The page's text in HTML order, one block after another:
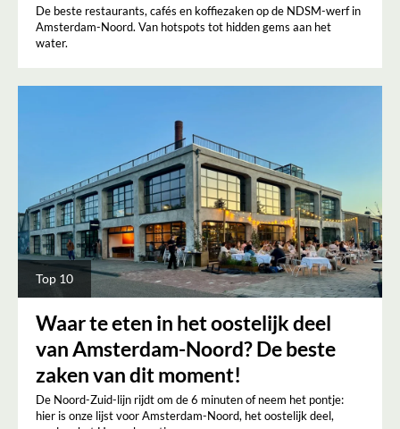
De beste restaurants, cafés en koffiezaken op de NDSM-werf in
Amsterdam-Noord. Van hotspots tot hidden gems aan het
water.
Top 10
Waar te eten in het oostelijk deel
van Amsterdam-Noord? De beste
zaken van dit moment!
De Noord-Zuid-lijn rijdt om de 6 minuten of neem het pontje:
hier is onze lijst voor Amsterdam-Noord, het oostelijk deel,